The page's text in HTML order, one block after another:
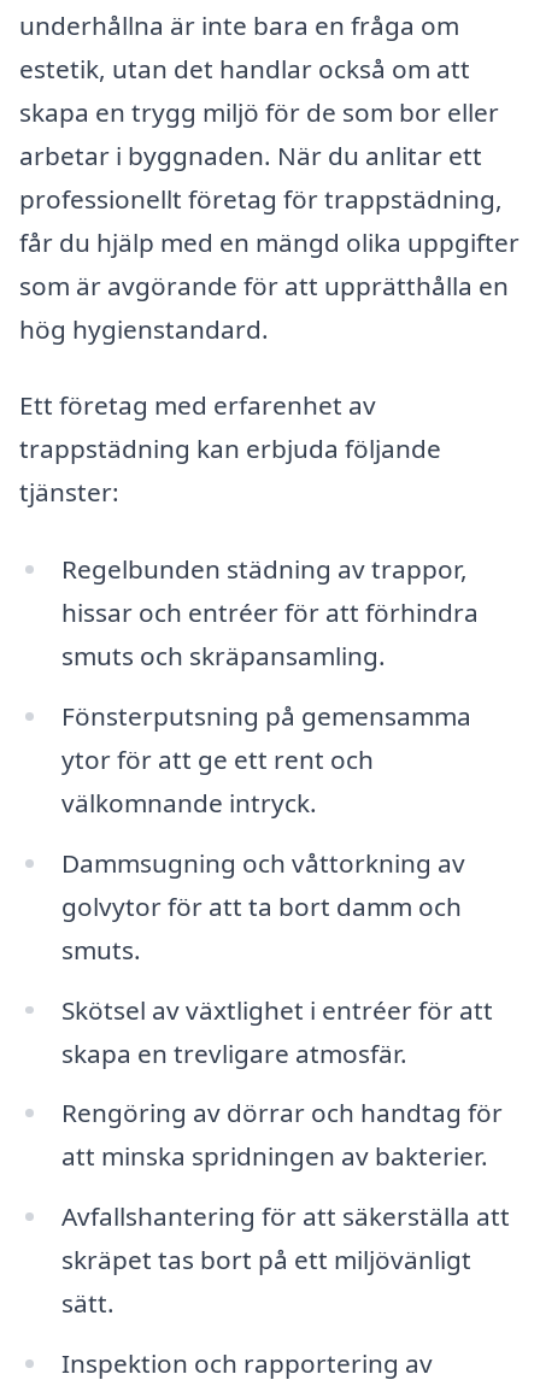
underhållna är inte bara en fråga om
estetik, utan det handlar också om att
skapa en trygg miljö för de som bor eller
arbetar i byggnaden. När du anlitar ett
professionellt företag för trappstädning,
får du hjälp med en mängd olika uppgifter
som är avgörande för att upprätthålla en
hög hygienstandard.
Ett företag med erfarenhet av
trappstädning kan erbjuda följande
tjänster:
Regelbunden städning av trappor,
hissar och entréer för att förhindra
smuts och skräpansamling.
Fönsterputsning på gemensamma
ytor för att ge ett rent och
välkomnande intryck.
Dammsugning och våttorkning av
golvytor för att ta bort damm och
smuts.
Skötsel av växtlighet i entréer för att
skapa en trevligare atmosfär.
Rengöring av dörrar och handtag för
att minska spridningen av bakterier.
Avfallshantering för att säkerställa att
skräpet tas bort på ett miljövänligt
sätt.
Inspektion och rapportering av